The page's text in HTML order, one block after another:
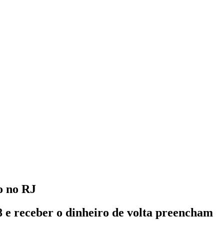
no RJ
receber o dinheiro de volta preencham